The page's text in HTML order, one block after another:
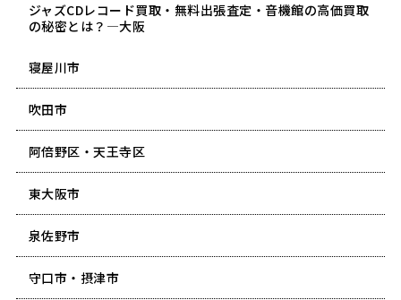
ジャズCDレコード買取・無料出張査定・音機館の高価買取
の秘密とは？―大阪
寝屋川市
吹田市
阿倍野区・天王寺区
東大阪市
泉佐野市
守口市・摂津市